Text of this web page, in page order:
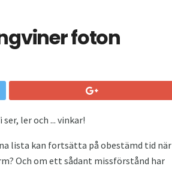
foton
ler och ... vinkar!
lista kan fortsätta på obestämd tid när
Och om ett sådant missförstånd har